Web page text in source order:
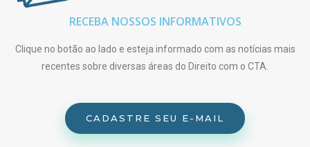
RECEBA NOSSOS INFORMATIVOS
Clique no botão ao lado e esteja informado com as notícias mais
recentes sobre diversas áreas do Direito com o CTA.
CADASTRE SEU E-MAIL